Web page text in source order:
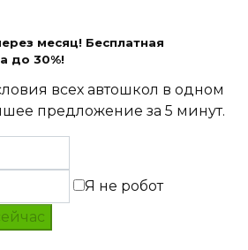
месяц! Бесплатная
до 30%!
всех автошкол в одном
предложение за 5 минут.
Я не робот